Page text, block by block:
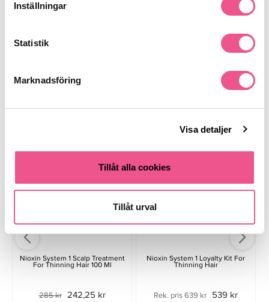
Inställningar
Statistik
Marknadsföring
Visa detaljer
Tillåt alla cookies
Tillåt urval
Finns i:
Liknande produkter
Nioxin System 1 Scalp Treatment
For Thinning Hair 100 Ml
285 kr 242,25 kr
Nioxin System 1 Loyalty Kit For
Thinning Hair
Rek. pris 639 kr 539 kr